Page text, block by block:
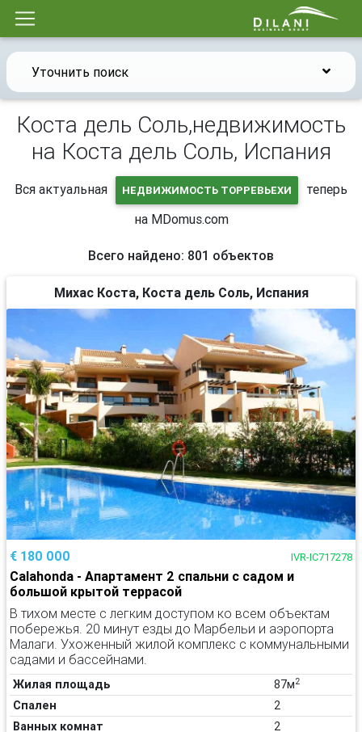
Уточнить поиск
Коста дель Соль,недвижимость
на Коста дель Соль, Испания
Вся актуальная НЕДВИЖИМОСТЬ ТОРРЕВЬЕХИ
теперь
на MDomus.com
Всего найдено: 801 объектов
Михас Коста, Коста дель Соль, Испания
€ 180 000 IVR-IC717278
Calahonda - Апартамент 2 спальни с садом и
большой крытой террасой
В тихом месте с легким доступом ко всем объектам
побережья. 20 минут езды до Марбельи и аэропорта
Малаги. Ухоженный жилой комплекс с коммунальными
садами и бассейнами.
Жилая площадь 87м2
Спален
2
Ванных комнат
2